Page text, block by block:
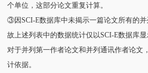
个单位，这部分论文重复计算。
③因SCI-E数据库中未揭示一篇论文所有的
故上述列表中的数据统计仅以SCI-E数据库
对于并列第一作者论文和并列通讯作者论文
计依据。